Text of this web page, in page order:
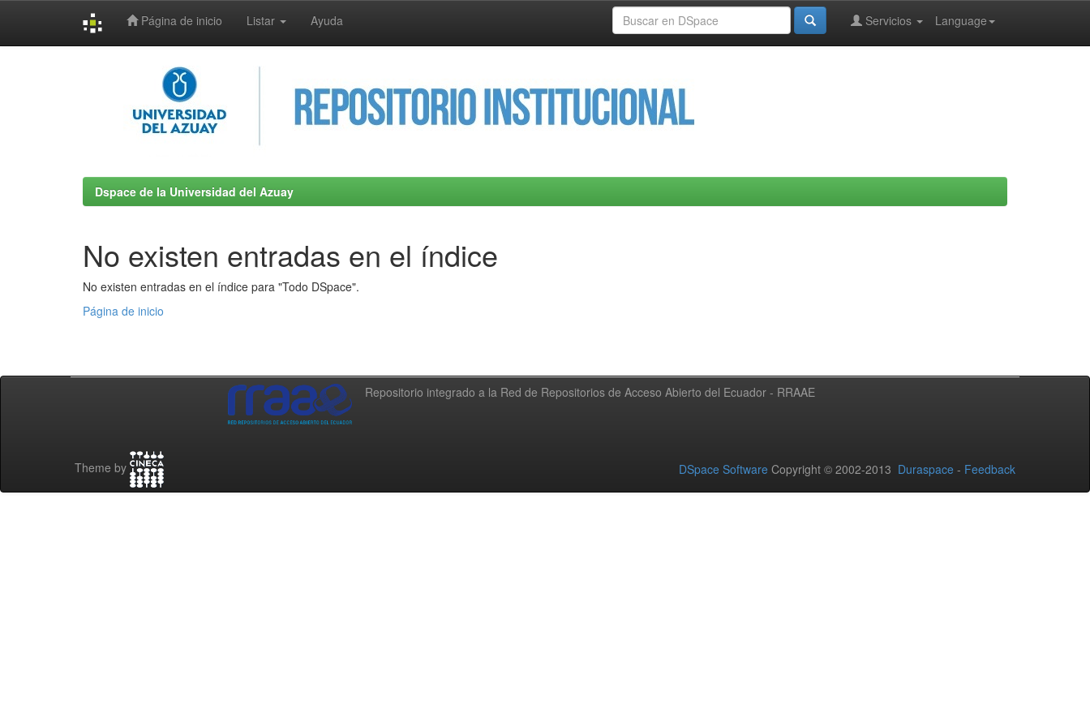
Página de inicio Listar Ayuda Language
Servicios
Dspace de la Universidad del Azuay
No existen entradas en el índice
No existen entradas en el índice para "Todo DSpace".
Página de inicio
Repositorio integrado a la Red de Repositorios de Acceso Abierto del Ecuador - RRAAE
Theme by DSpace Software Copyright © 2002-2013 Duraspace - Feedback